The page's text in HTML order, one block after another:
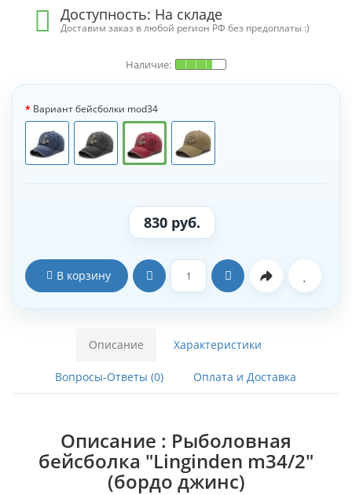
Доступность: На складе
Доставим заказ в любой регион РФ без предоплаты :)
Вариант бейсболки mod34
830 руб.
В корзину
Описание Характеристики
Вопросы-Ответы (0) Оплата и Доставка
Описание : Рыболовная
бейсболка "Linginden m34/2"
(бордо джинс)